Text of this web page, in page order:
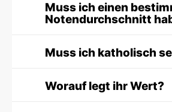
Muss ich einen
Notendurchschnitt
Muss ich katholisch
Worauf legt ihr Wert?